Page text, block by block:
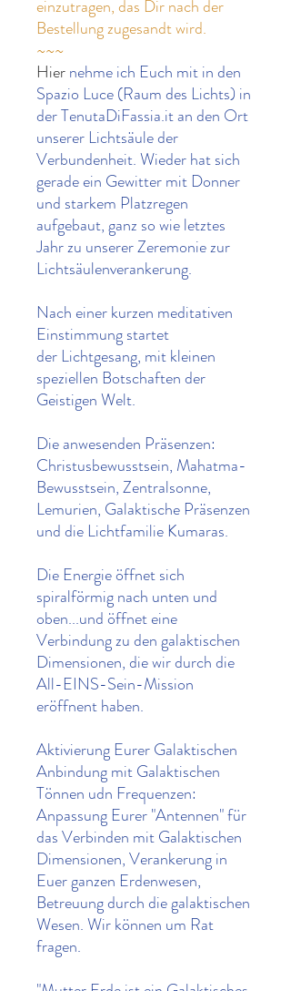
einzutragen, das Dir nach der
Bestellung zugesandt wird.
~~~
Hiernehme ich Euch mit in den
Spazio Luce (Raum des Lichts) in
der TenutaDiFassia.it an den Ort
unserer Lichtsäule der
Verbundenheit. Wieder hat sich
gerade ein Gewitter mit Donner
und starkem Platzregen
aufgebaut, ganz so wie letztes
Jahr zu unserer Zeremonie zur
Lichtsäulenverankerung.
Nach einer kurzen meditativen
Einstimmung startet
der Lichtgesang, mit kleinen
speziellen Botschaften der
Geistigen Welt.
Die anwesenden Präsenzen:
Christusbewusstsein, Mahatma-
Bewusstsein, Zentralsonne,
Lemurien, Galaktische Präsenzen
und die Lichtfamilie Kumaras.
Die Energie öffnet sich
spiralförmig nach unten und
oben...und öffnet eine
Verbindung zu den galaktischen
Dimensionen, die wir durch die
All-EINS-Sein-Mission
eröffnent haben.
Aktivierung Eurer Galaktischen
Anbindung mit Galaktischen
Tönnen udn Frequenzen:
Anpassung Eurer "Antennen" für
das Verbinden mit Galaktischen
Dimensionen, Verankerung in
Euer ganzen Erdenwesen,
Betreuung durch die galaktischen
Wesen. Wir können um Rat
fragen.